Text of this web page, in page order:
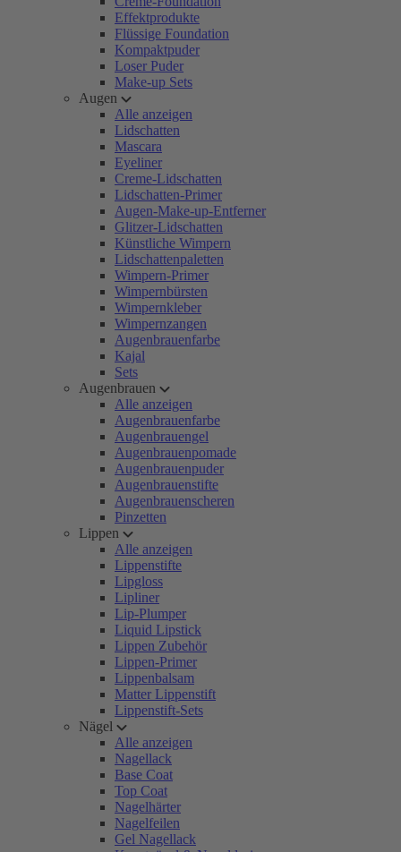
Effektprodukte
Flüssige Foundation
Kompaktpuder
Loser Puder
Make-up Sets
Augen
Alle anzeigen
Lidschatten
Mascara
Eyeliner
Creme-Lidschatten
Lidschatten-Primer
Augen-Make-up-Entferner
Glitzer-Lidschatten
Künstliche Wimpern
Lidschattenpaletten
Wimpern-Primer
Wimpernbürsten
Wimpernkleber
Wimpernzangen
Augenbrauenfarbe
Kajal
Sets
Augenbrauen
Alle anzeigen
Augenbrauenfarbe
Augenbrauengel
Augenbrauenpomade
Augenbrauenpuder
Augenbrauenstifte
Augenbrauenscheren
Pinzetten
Lippen
Alle anzeigen
Lippenstifte
Lipgloss
Lipliner
Lip-Plumper
Liquid Lipstick
Lippen Zubehör
Lippen-Primer
Lippenbalsam
Matter Lippenstift
Lippenstift-Sets
Nägel
Alle anzeigen
Nagellack
Base Coat
Top Coat
Nagelhärter
Nagelfeilen
Gel Nagellack